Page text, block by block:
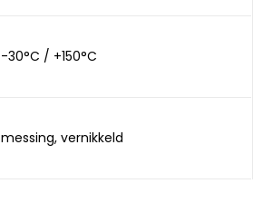
-30°C / +150°C
messing, vernikkeld